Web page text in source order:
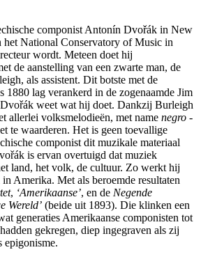
componist Antonín Dvořák in New
National Conservatory of Music in
wordt. Meteen doet hij
de aanstelling van een zwarte man, de
als assistent. Dit botste met de
1880 lag verankerd in de zogenaamde Jim
weet wat hij doet. Dankzij Burleigh
allerlei volksmelodieën, met name negro ­
te waarderen. Het is geen toevallige
componist dit muzikale materiaal
is ervan overtuigd dat muziek
land, het volk, de cultuur. Zo werkt hij
Amerika. Met als beroemde resultaten
, ‘Amerikaanse’, en de Negende
Wereld’ (beide uit 1893). Die klinken een
generaties Amerikaanse componisten tot
gekregen, diep ingegraven als zij
epigonisme.